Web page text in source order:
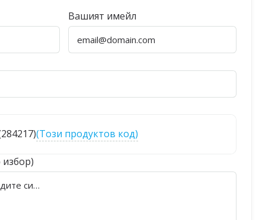
Вашият имейл
(Този продуктов код)